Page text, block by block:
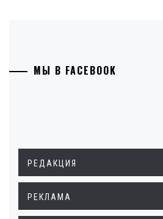
МЫ В FACEBOOK
РЕДАКЦИЯ
РЕКЛАМА